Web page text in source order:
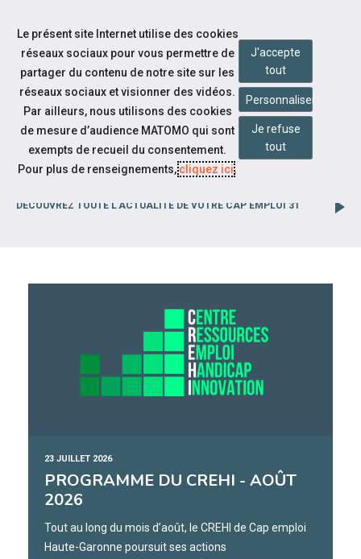
Aller au contenu
DÉCOUVREZ TOUTE L'ACTUALITÉ DE VOTRE CAP EMPLOI 31
23 JUILLET 2026
PROGRAMME DU CREHI - AOÛT
2026
Tout au long du mois d’août, le CREHI de Cap emploi
Haute-Garonne poursuit ses actions
Le présent site Internet utilise des cookies
réseaux sociaux pour vous permettre de
partager du contenu de notre site sur les
réseaux sociaux et visionner des vidéos.
Par ailleurs, nous utilisons des cookies
de mesure d’audience MATOMO qui sont
exempts de recueil du consentement.
Pour plus de renseignements,cliquez ici.
J'accepte
tout
Personnaliser
Je refuse
tout